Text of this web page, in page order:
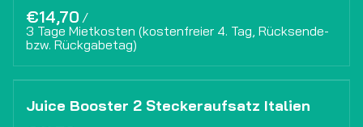
/
Juice Booster 2 Steckeraufsatz Italien